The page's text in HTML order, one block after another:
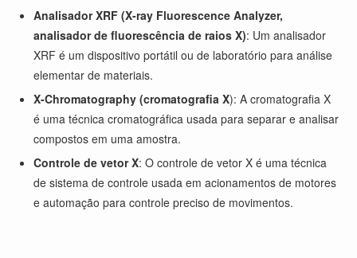
Analisador XRF (X-ray Fluorescence Analyzer,
analisador de fluorescência de raios X): Um analisador
XRF é um dispositivo portátil ou de laboratório para análise
elementar de materiais.
X-Chromatography (cromatografia X): A cromatografia X
é uma técnica cromatográfica usada para separar e analisar
compostos em uma amostra.
Controle de vetor X: O controle de vetor X é uma técnica
de sistema de controle usada em acionamentos de motores
e automação para controle preciso de movimentos.